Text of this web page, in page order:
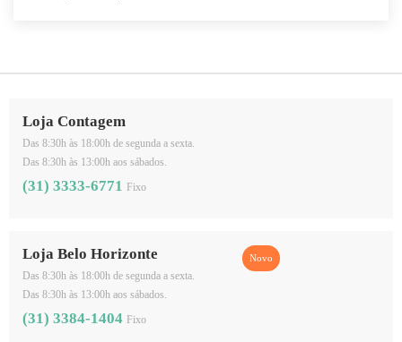
Loja Contagem
Das 8:30h às 18:00h de segunda a sexta.
Das 8:30h às 13:00h aos sábados.
(31) 3333-6771 Fixo
Loja Belo Horizonte
Das 8:30h às 18:00h de segunda a sexta.
Das 8:30h às 13:00h aos sábados.
(31) 3384-1404 Fixo